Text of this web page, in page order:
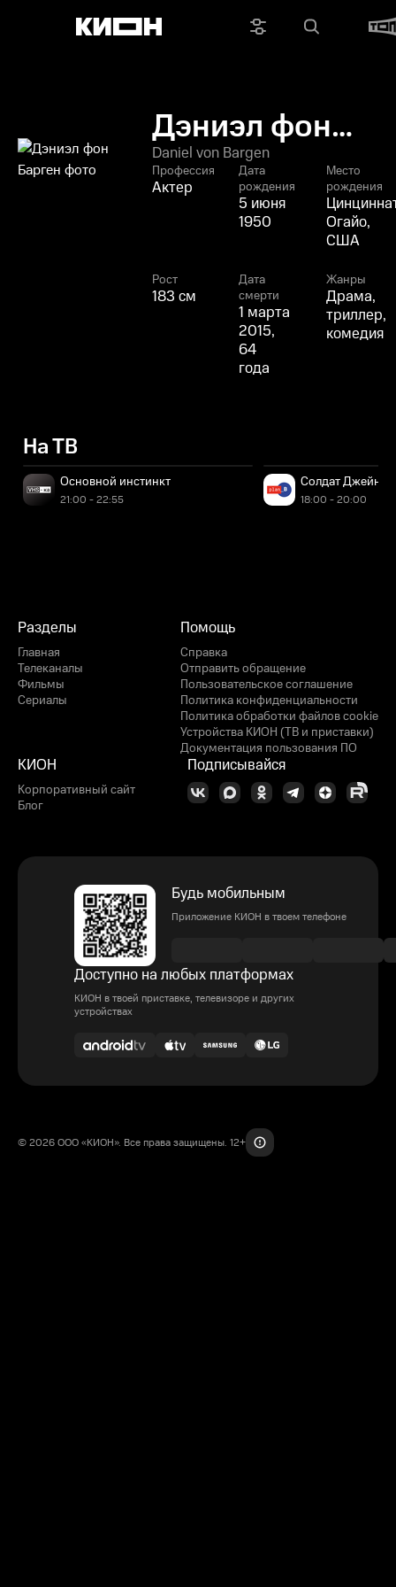
Дэниэл фон
Барген
Daniel von Bargen
Профессия
Актер
Дата
рождения
5 июня
1950
Место
рождения
Огайо,
США
Рост
183 см
Дата
смерти
1 марта
2015,
64
года
Жанры
Драма,
триллер,
комедия
На ТВ
Основной инстинкт
21:00 - 22:55
Солдат Джейн
18:00 - 20:00
Разделы
Главная
Телеканалы
Фильмы
Сериалы
Помощь
Справка
Отправить обращение
Пользовательское соглашение
Политика конфиденциальности
Политика обработки файлов cookie
Устройства КИОН (ТВ и приставки)
Документация пользования ПО
КИОН
Корпоративный сайт
Блог
Подписывайся
Будь мобильным
Приложение КИОН в твоем телефоне
Доступно на любых платформах
КИОН в твоей приставке, телевизоре и других
устройствах
© 2026 ООО «КИОН». Все права защищены. 12+